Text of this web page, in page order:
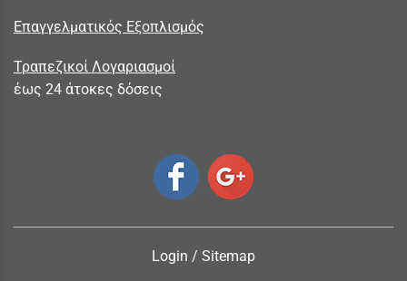
Επαγγελματικός Εξοπλισμός
Τραπεζικοί Λογαριασμοί
έως 24 άτοκες δόσεις
Login / Sitemap